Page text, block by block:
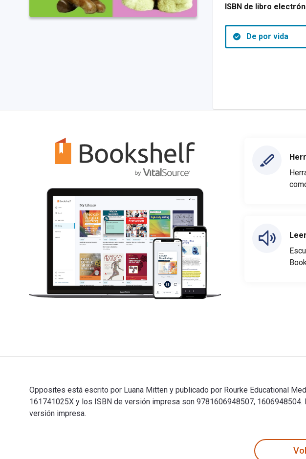
ISBN de libro
De por vida
Opposites está escrito por Luana Mitten y publicado por Rourke Educational
161741025X y los ISBN de versión impresa son 9781606948507,
versión impresa.